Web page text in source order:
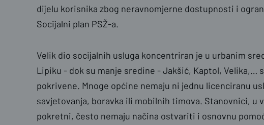
dijelu korisnika zbog neravnomjerne dostupnosti i
Socijalni plan PSŽ-a.
Velik dio socijalnih usluga koncentriran je u urbanim
Lipiku - dok su manje sredine - Jakšić, Kaptol, Velika,…
pokrivene. Mnoge općine nemaju ni jednu licenciranu
savjetovanja, boravka ili mobilnih timova. Stanovnici, u
pokretni, često nemaju načina ostvariti i osnovnu